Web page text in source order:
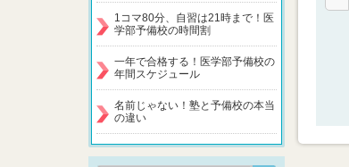
1コマ80分、自習は21時まで！医
学部予備校の時間割
一年で合格する！医学部予備校の
年間スケジュール
名前じゃない！塾と予備校の本当
の違い